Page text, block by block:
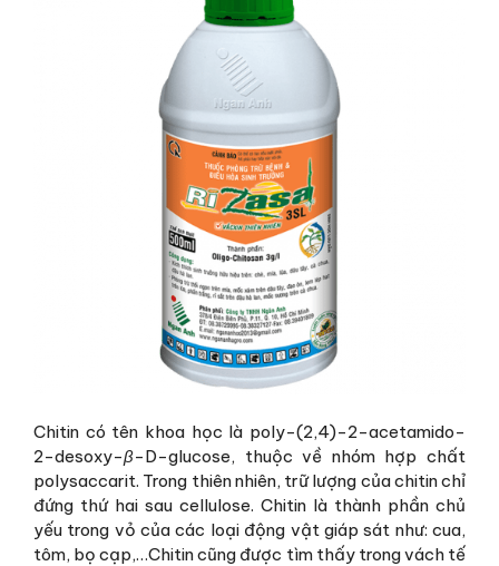
Chitin có tên khoa học là poly-(2,4)-2-acetamido-
2-desoxy-β-D-glucose, thuộc về nhóm hợp chất
polysaccarit. Trong thiên nhiên, trữ lượng của chitin chỉ
đứng thứ hai sau cellulose. Chitin là thành phần chủ
yếu trong vỏ của các loại động vật giáp sát như: cua,
tôm, bọ cạp,…Chitin cũng được tìm thấy trong vách tế